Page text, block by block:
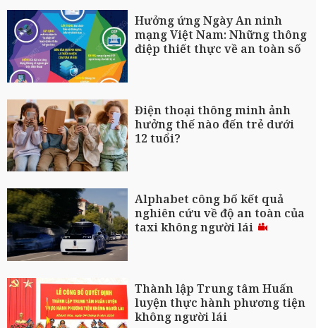
Hưởng ứng Ngày An ninh
mạng Việt Nam: Những thông
điệp thiết thực về an toàn số
Điện thoại thông minh ảnh
hưởng thế nào đến trẻ dưới
12 tuổi?
Alphabet công bố kết quả
nghiên cứu về độ an toàn của
taxi không người lái
Thành lập Trung tâm Huấn
luyện thực hành phương tiện
không người lái